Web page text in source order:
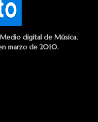
digital de Música,
marzo de 2010.